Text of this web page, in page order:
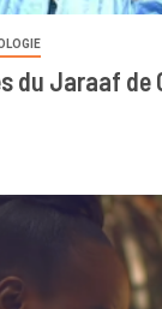
du Jaraaf de